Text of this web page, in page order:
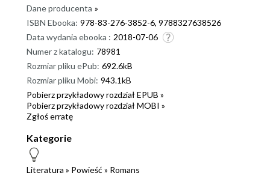
Dane producenta »
ISBN Ebooka: 978-83-276-3852-6, 9788327638526
Data wydania ebooka : 2018-07-06
Numer z katalogu: 78981
Rozmiar pliku ePub: 692.6kB
Rozmiar pliku Mobi: 943.1kB
Pobierz przykładowy rozdział EPUB »
Pobierz przykładowy rozdział MOBI »
Zgłoś erratę
Kategorie
Literatura » Powieść » Romans